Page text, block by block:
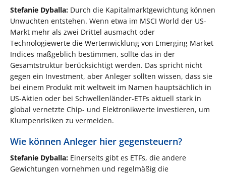
Stefanie Dyballa: Durch die Kapitalmarktgewichtung können
Unwuchten entstehen. Wenn etwa im MSCI World der US-
Markt mehr als zwei Drittel ausmacht oder
Technologiewerte die Wertenwicklung von Emerging Market
Indices maßgeblich bestimmen, sollte das in der
Gesamtstruktur berücksichtigt werden. Das spricht nicht
gegen ein Investment, aber Anleger sollten wissen, dass sie
bei einem Produkt mit weltweit im Namen hauptsächlich in
US-Aktien oder bei Schwellenländer-ETFs aktuell stark in
global vernetzte Chip- und Elektronikwerte investieren, um
Klumpenrisiken zu vermeiden.
Wie können Anleger hier gegensteuern?
Stefanie Dyballa: Einerseits gibt es ETFs, die andere
Gewichtungen vornehmen und regelmäßig die